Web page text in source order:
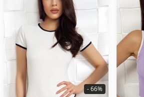
- 66%